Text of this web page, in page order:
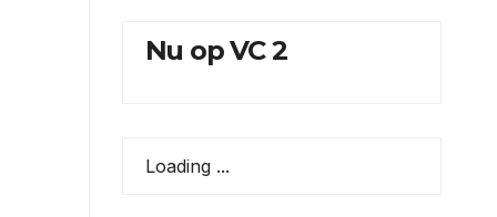
Nu op VC 2
Loading ...